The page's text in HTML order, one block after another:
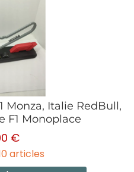
Monza, Italie RedBull,
F1 Monoplace
€
articles